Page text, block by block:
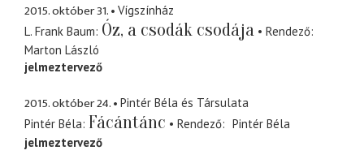
2015. október 31.
Vígszínház
L. Frank Baum Óz, a csodák csodája
Rendező
Marton László
jelmeztervező
2015. október 24.
Pintér Béla és Társulata
Pintér Béla Fácántánc Rendező
Pintér Béla
jelmeztervező